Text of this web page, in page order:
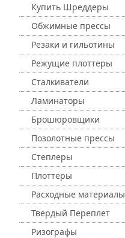
Купить Шреддеры
Обжимные прессы
Резаки и гильотины
Режущие плоттеры
Сталкиватели
Ламинаторы
Брошюровщики
Позолотные прессы
Степлеры
Плоттеры
Расходные материалы
Твердый Переплет
Ризографы